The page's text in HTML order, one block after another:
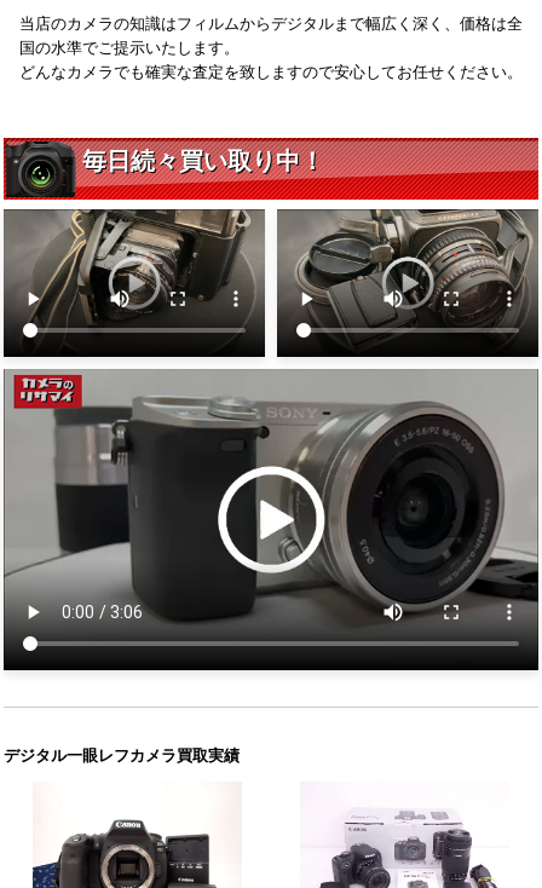
当店のカメラの知識はフィルムからデジタルまで幅広く深く、価格は全
国の水準でご提示いたします。
どんなカメラでも確実な査定を致しますので安心してお任せください。
デジタル一眼レフカメラ買取実績